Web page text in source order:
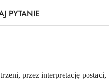
PYTANIE
przez interpretację postaci,